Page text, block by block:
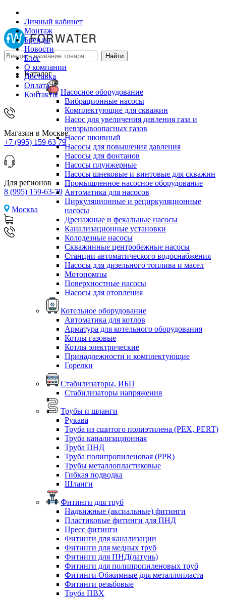
Личный кабинет
Монтаж
Бренды
Новости
Блог
О компании
Доставка
Оплата
Контакты
Магазин в Москве
+7 (995) 159 63 79
Для регионов
8 (995) 159-63-79
Москва
Каталог
Насосное оборудование
Вибрационные насосы
Комплектующие для скважин
Насос для увеличения давления газа и
невзрывоопасных газов
Насос шкивный
Насосы для повышения давления
Насосы для фонтанов
Насосы плунжерные
Насосы шнековые и винтовые для скважин
Промышленное насосное оборудование
Автоматика для насосов
Циркуляционные и рециркуляционные
насосы
Дренажные и фекальные насосы
Канализационные установки
Колодезные насосы
Скважинные центробежные насосы
Станции автоматического водоснабжения
Насосы для дизельного топлива и масел
Мотопомпы
Поверхностные насосы
Насосы для отопления
Котельное оборудование
Автоматика для котлов
Арматура для котельного оборудования
Котлы газовые
Котлы электрические
Принадлежности и комплектующие
Горелки
Стабилизаторы, ИБП
Стабилизаторы напряжения
Трубы и шланги
Рукава
Труба из сшитого полиэтилена (PEX, PERT)
Труба канализационная
Труба ПНД
Труба полипропиленовая (PPR)
Трубы металлопластиковые
Гибкая подводка
Шланги
Фитинги для труб
Надвижные (аксиальные) фитинги
Пластиковые фитинги для ПНД
Пресс фитинги
Фитинги для канализации
Фитинги для медных труб
Фитинги для ПНД(латунь)
Фитинги для полипропиленовых труб
Фитинги Обжимные для металлопласта
Фитинги резьбовые
Труба ПВХ